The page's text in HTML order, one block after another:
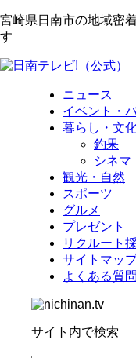
宮崎県日南市の地域密
す
ニュース
イベント・
暮らし・文
釣果
シネマ
観光・自然
スポーツ
グルメ
プレゼント
リクルート
サイトマッ
よくある質問
サイト内で検索